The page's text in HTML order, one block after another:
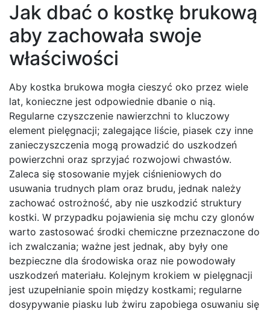
Jak dbać o kostkę brukową
aby zachowała swoje
właściwości
Aby kostka brukowa mogła cieszyć oko przez wiele
lat, konieczne jest odpowiednie dbanie o nią.
Regularne czyszczenie nawierzchni to kluczowy
element pielęgnacji; zalegające liście, piasek czy inne
zanieczyszczenia mogą prowadzić do uszkodzeń
powierzchni oraz sprzyjać rozwojowi chwastów.
Zaleca się stosowanie myjek ciśnieniowych do
usuwania trudnych plam oraz brudu, jednak należy
zachować ostrożność, aby nie uszkodzić struktury
kostki. W przypadku pojawienia się mchu czy glonów
warto zastosować środki chemiczne przeznaczone do
ich zwalczania; ważne jest jednak, aby były one
bezpieczne dla środowiska oraz nie powodowały
uszkodzeń materiału. Kolejnym krokiem w pielęgnacji
jest uzupełnianie spoin między kostkami; regularne
dosypywanie piasku lub żwiru zapobiega osuwaniu się